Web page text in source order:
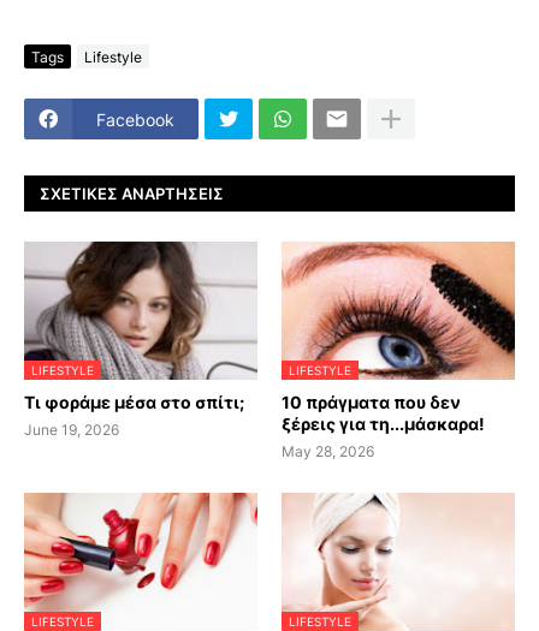
Tags Lifestyle
Facebook
ΣΧΕΤΙΚΈΣ ΑΝΑΡΤΉΣΕΙΣ
LIFESTYLE
Τι φοράμε μέσα στο σπίτι;
June 19, 2026
LIFESTYLE
10 πράγματα που δεν
ξέρεις για τη...μάσκαρα!
May 28, 2026
LIFESTYLE LIFESTYLE